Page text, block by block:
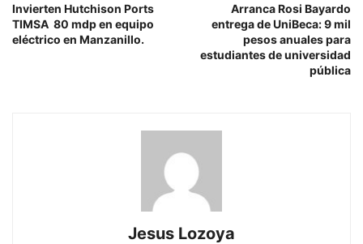
Invierten Hutchison Ports
TIMSA 80 mdp en equipo
eléctrico en Manzanillo.
Arranca Rosi Bayardo
entrega de UniBeca: 9 mil
pesos anuales para
estudiantes de universidad
pública
Jesus Lozoya